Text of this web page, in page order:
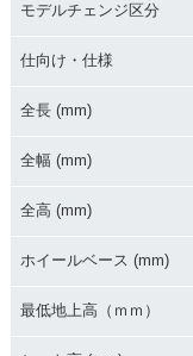
モデルチェンジ区分
仕向け・仕様
全長 (mm)
全幅 (mm)
全高 (mm)
ホイールベース (mm)
最低地上高（ｍｍ）